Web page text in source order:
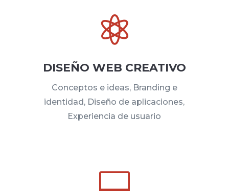

DISEÑO WEB CREATIVO
Conceptos e ideas, Branding e
identidad, Diseño de aplicaciones,
Experiencia de usuario
